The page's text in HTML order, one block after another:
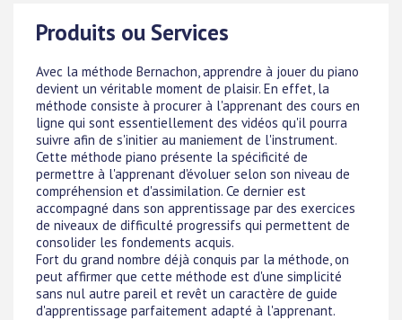
Produits ou Services
Avec la méthode Bernachon, apprendre à jouer du piano
devient un véritable moment de plaisir. En effet, la
méthode consiste à procurer à l'apprenant des cours en
ligne qui sont essentiellement des vidéos qu'il pourra
suivre afin de s'initier au maniement de l'instrument.
Cette méthode piano présente la spécificité de
permettre à l'apprenant d'évoluer selon son niveau de
compréhension et d'assimilation. Ce dernier est
accompagné dans son apprentissage par des exercices
de niveaux de difficulté progressifs qui permettent de
consolider les fondements acquis.
Fort du grand nombre déjà conquis par la méthode, on
peut affirmer que cette méthode est d'une simplicité
sans nul autre pareil et revêt un caractère de guide
d'apprentissage parfaitement adapté à l'apprenant.